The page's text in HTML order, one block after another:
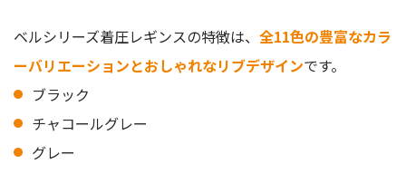
ベルシリーズ着圧レギンスの特徴は、 全11色の豊富なカラ
ーバリエーションとおしゃれなリブデザインです。
ブラック
チャコールグレー
グレー